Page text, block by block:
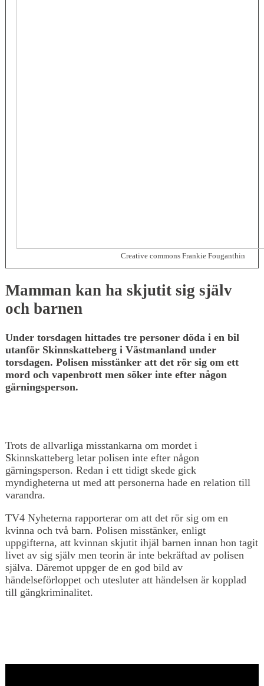
Creative commons Frankie Fouganthin
Mamman kan ha skjutit sig själv
och barnen
Under torsdagen hittades tre personer döda i en bil
utanför Skinnskatteberg i Västmanland under
torsdagen. Polisen misstänker att det rör sig om ett
mord och vapenbrott men söker inte efter någon
gärningsperson.
Trots de allvarliga misstankarna om mordet i
Skinnskatteberg letar polisen inte efter någon
gärningsperson. Redan i ett tidigt skede gick
myndigheterna ut med att personerna hade en relation till
varandra.
TV4 Nyheterna rapporterar om att det rör sig om en
kvinna och två barn. Polisen misstänker, enligt
uppgifterna, att kvinnan skjutit ihjäl barnen innan hon tagit
livet av sig själv men teorin är inte bekräftad av polisen
själva. Däremot uppger de en god bild av
händelseförloppet och utesluter att händelsen är kopplad
till gängkriminalitet.